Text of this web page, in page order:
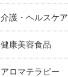
介護・ヘルスケア
健康美容食品
アロマテラピー